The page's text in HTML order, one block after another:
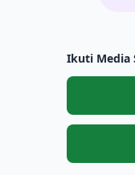
Ikuti Media